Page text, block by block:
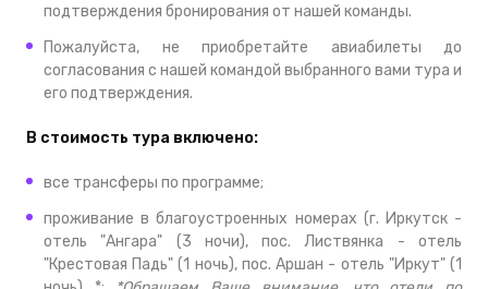
подтверждения бронирования от нашей команды.
Пожалуйста, не приобретайте авиабилеты до
согласования с нашей командой выбранного вами тура и
его подтверждения.
В стоимость тура включено:
все трансферы по программе;
проживание в благоустроенных номерах (г. Иркутск -
отель "Ангара" (3 ночи), пос. Листвянка - отель
"Крестовая Падь" (1 ночь), пос. Аршан - отель "Иркут" (1